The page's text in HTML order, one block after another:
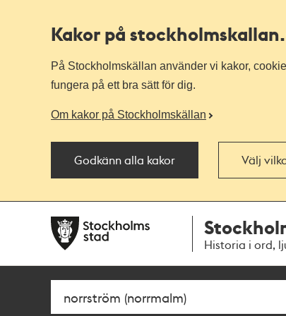
Kakor på stockholmskallan
På Stockholmskällan använder vi kakor,
fungera på ett bra sätt för dig.
Om kakor på Stockholmskällan
Godkänn alla kakor Välj
navigationen
huvudinnehållet
Historia i ord,
Sök